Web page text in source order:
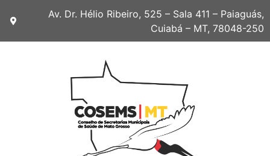
Av. Dr. Hélio Ribeiro, 525 – Sala 411 – Paiaguás,
Cuiabá – MT, 78048-250